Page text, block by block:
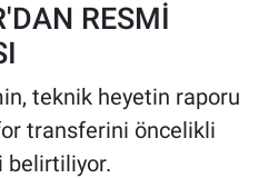
RESMİ
teknik heyetin raporu
transferini öncelikli
belirtiliyor.